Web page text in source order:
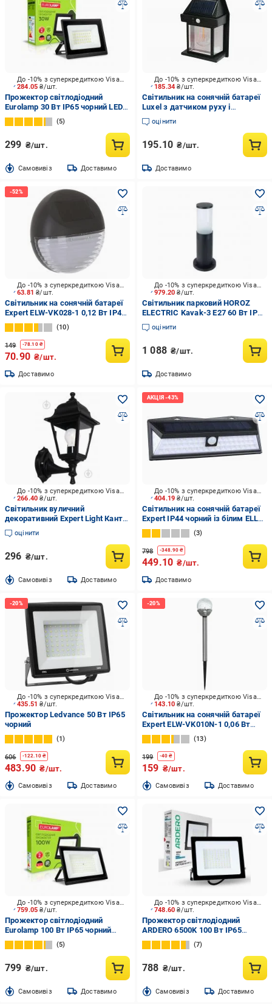
284.05₴/шт.
До -10% з суперкредиткою Visa Вигода
Прожектор світлодіодний
Eurolamp 30 Вт IP65 чорний LED-
FL-30(B)
5
299 ₴/шт.
Cамовивіз Доставимо
185.34₴/шт.
До -10% з суперкредиткою Visa Вигода
Світильник на сонячній батареї
Luxel з датчиком руху і
акумулятором 10 Вт IP44 чорний
SSWL-12H
оцінити
195.10 ₴/шт.
Доставимо
63.81₴/шт.
До -10% з суперкредиткою Visa Вигода
Світильник на сонячній батареї
Expert ELW-VK028-1 0,12 Вт IP44
чорний
10
149 -78.10₴
70.90 ₴/шт.
Доставимо
979.20₴/шт.
До -10% з суперкредиткою Visa Вигода
Світильник парковий HOROZ
ELECTRIC Kavak-3 E27 60 Вт IP44
чорний 075-014-0003-010
оцінити
1 088 ₴/шт.
Доставимо
266.40₴/шт.
До -10% з суперкредиткою Visa Вигода
Світильник вуличний
декоративний Expert Light Кантрі
НС04 GP 1x60 Вт E27 IP44
антична латунь GAR-0127-TEП
оцінити
296 ₴/шт.
Cамовивіз Доставимо
404.19₴/шт.
До -10% з суперкредиткою Visa Вигода
Світильник на сонячній батареї
Expert IP44 чорний із білим ELLP-
3030K
3
798 -348.90₴
449.10 ₴/шт.
Доставимо
435.51₴/шт.
До -10% з суперкредиткою Visa Вигода
Прожектор Ledvance 50 Вт IP65
чорний
1
606 -122.10 ₴
483.90 ₴/шт.
Cамовивіз Доставимо
143.10₴/шт.
До -10% з суперкредиткою Visa Вигода
Світильник на сонячній батареї
Expert ELW-VK010N-1 0,06 Вт
IP44 хром
13
199 -40 ₴
159 ₴/шт.
Cамовивіз Доставимо
759.05₴/шт.
До -10% з суперкредиткою Visa Вигода
Прожектор світлодіодний
Eurolamp 100 Вт IP65 чорний
LED-FL-100(B)
5
799 ₴/шт.
Cамовивіз Доставимо
748.60₴/шт.
До -10% з суперкредиткою Visa Вигода
Прожектор світлодіодний
ARDERO 6500K 100 Вт IP65
чорний LL-1100ARD
7
788 ₴/шт.
Cамовивіз Доставимо